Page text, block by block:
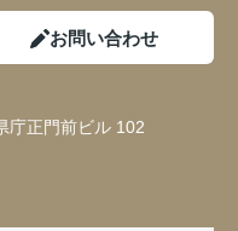
お問い合わせ
庁正門前ビル 102